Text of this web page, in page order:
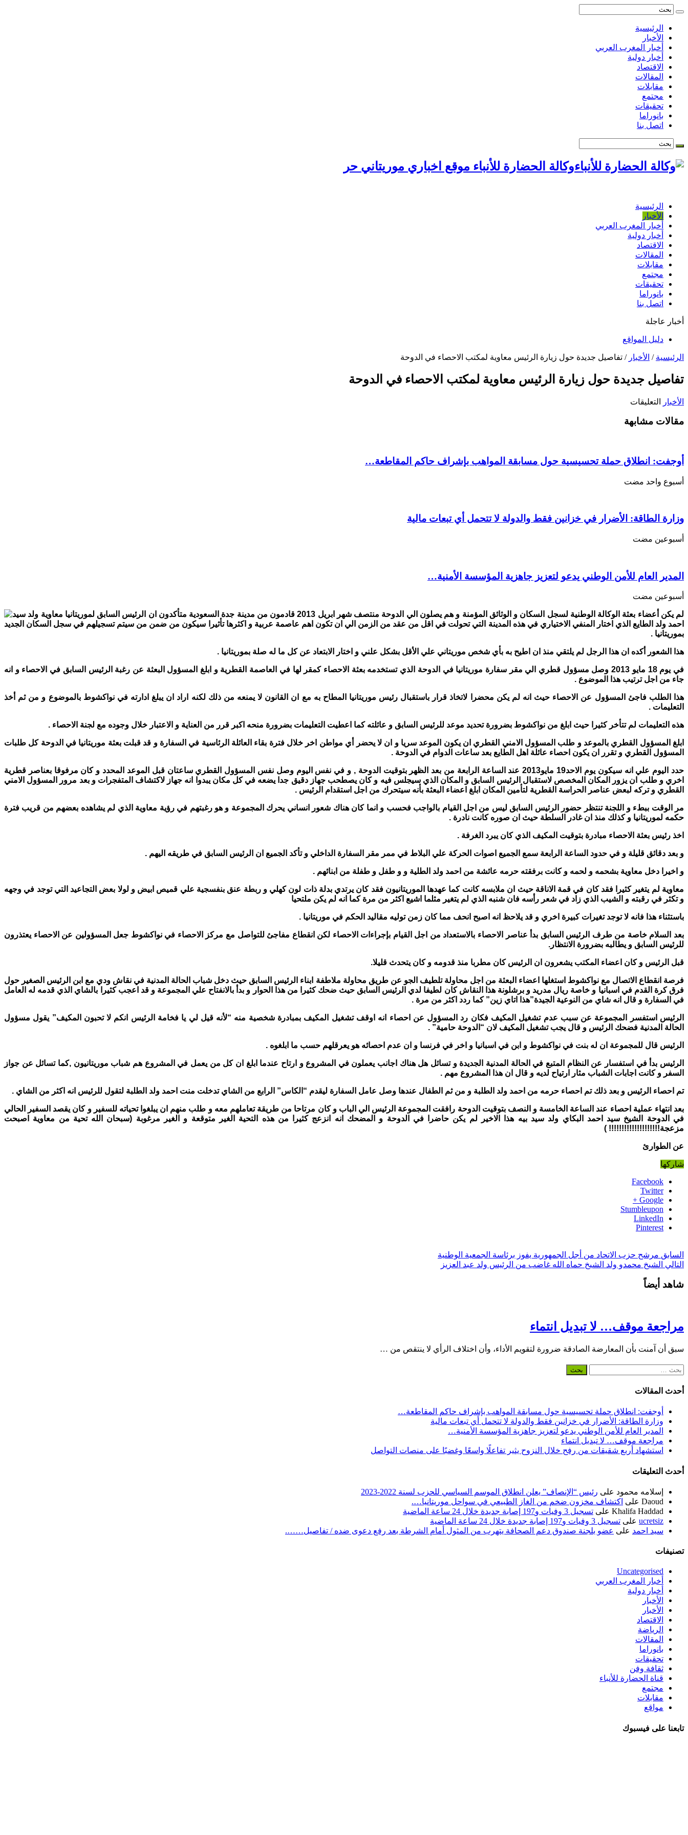
الرئيسية
الأخبار
أخبار المغرب العربي
أخبار دولية
الاقتصاد
المقالات
مقابلات
مجتمع
تحقيقات
بانوراما
اتصل بنا
وكالة الحضارة للأنباء موقع اخباري موريتاني حر
الرئيسية
الأخبار
أخبار المغرب العربي
أخبار دولية
الاقتصاد
المقالات
مقابلات
مجتمع
تحقيقات
بانوراما
اتصل بنا
أخبار عاجلة
دليل المواقع
الرئيسية / الأخبار / تفاصيل جديدة حول زيارة الرئيس معاوية لمكتب الاحصاء في الدوحة
تفاصيل جديدة حول زيارة الرئيس معاوية لمكتب الاحصاء في الدوحة
الأخبار التعليقات
جديدة
معاوية
لمكتب
الاحصاء
مقالات مشابهة
أوجفت: انطلاق حملة تحسيسية حول مسابقة المواهب بإشراف حاكم المقاطعة…
‏أسبوع واحد مضت
وزارة الطاقة: الأضرار في خزانين فقط والدولة لا تتحمل أي تبعات مالية
‏أسبوعين مضت
المدير العام للأمن الوطني يدعو لتعزيز جاهزية المؤسسة الأمنية…
‏أسبوعين مضت
لم يكن أعضاء بعثة الوكالة الوطنية لسجل السكان و الوثائق المؤمنة و هم يصلون الي الدوحة منتصف شهر ابريل 2013 قادمون من مدينة جدة السعودية متأكدون ان الرئيس السابق لموريتانيا معاوية ولد سيد
احمد ولد الطايع الذي اختار المنفي الاختياري في هذه المدينة التي تحولت في اقل من عقد من الزمن الي انتكون اهم عاصمة عربية و اكثرها تأثيرا سيكون من ضمن من سيتم تسجيلهم في سجل السكان الجديد
بموريتانيا .
هذا الشعور أكده ان هذا الرجل لم يلتقي منذ ان اطيح به بأي شخص موريتاني علي الأقل بشكل علني و اختار الابتعاد عن كل ما له صلة بموريتانيا .
في يوم 18 مايو 2013 وصل مسؤول قطري الي مقر سفارة موريتانيا في الدوحة الذي تستخدمه بعثة الاحصاء كمقر لها في العاصمة القطرية و ابلغ المسؤول البعثة عن رغبة الرئيس السابق في الاحصاء و انه
جاء من اجل ترتيب هذا الموضوع .
هذا الطلب فاجئ المسؤول عن الاحصاء حيث انه لم يكن محضرا لاتخاذ قرار باستقبال رئيس موريتانيا المطاح به مع ان القانون لا يمنعه من ذلك لكنه اراد ان يبلغ ادارته في نواكشوط بالموضوع و من ثم أخذ
التعليمات .
هذه التعليمات لم تتأخر كثيرا حيث ابلغ من نواكشوط بضرورة تحديد موعد للرئيس السابق و عائلته كما اعطيت التعليمات بضرورة منحه اكبر قرر من العناية و الاعتبار خلال وجوده مع لجنة الاحصاء .
ابلغ المسؤول القطري بالموعد و طلب المسؤول الامني القطري ان يكون الموعد سريا و ان لا يحضر أي مواطن اخر خلال فترة بقاء العائلة الرئاسية في السفارة و قد قبلت بعثة موريتانيا في الدوحة كل طلبات
المسؤول القطري و تقرر ان يكون احصاء عائلة اهل الطايع بعد ساعات الدوام في الدوحة .
حدد اليوم علي انه سيكون يوم الاحد19 مايو2013 عند الساعة الرابعة من بعد الظهر بتوقيت الدوحة , و في نفس اليوم وصل نفس المسؤول القطري ساعتان قبل الموعد المحدد و كان مرفوقا بعناصر قطرية
اخري و طلب ان يزور المكان المخصص لاستقبال الرئيس السابق و المكان الذي سيجلس فيه و كان يصطحب جهاز دقيق جدا يضعه في كل مكان يبدوا انه جهاز لاكتشاف المتفجرات و بعد مرور المسؤول الامني
القطري و تركه لبعض عناصر الحراسة القطرية لتأمين المكان ابلغ اعضاء البعثة بأنه سيتحرك من اجل استقدام الرئيس .
مر الوقت ببطء و اللجنة تنتظر حضور الرئيس السابق ليس من اجل القيام بالواجب فحسب و انما كان هناك شعور انساني يحرك المجموعة و هو رغبتهم في رؤية معاوية الذي لم يشاهده بعضهم من قريب فترة
حكمه لموريتانيا و كذلك منذ ان غادر السلطة حيث ان صوره كانت نادرة .
اخذ رئيس بعثة الاحصاء مبادرة بتوقيت المكيف الذي كان يبرد الغرفة .
و بعد دقائق قليلة و في حدود الساعة الرابعة سمع الجميع اصوات الحركة علي البلاط في ممر مقر السفارة الداخلي و تأكد الجميع ان الرئيس السابق في طريقه اليهم .
و اخيرا دخل معاوية بشحمه و لحمه و كانت برفقته حرمه عائشة من احمد ولد الطلية و و طفل و طفلة من ابنائهم .
معاوية لم يتغير كثيرا فقد كان في قمة الاناقة حيث ان ملابسه كانت كما عهدها الموريتانيون فقد كان يرتدي بدلة ذات لون كهلي و ربطة عنق بنفسجية علي قميص ابيض و لولا بعض التجاعيد التي توجد في وجهه
و تكثر في رقبته و الشيب الذي زاد في شعر رأسه فان شنبه الذي لم يتغير مثلما اشيع اكثر من مرة كما انه لم يكن ملتحيا
باستثناء هذا فانه لا توجد تغيرات كبيرة اخري و قد يلاحظ انه اصبح انحف مما كان زمن توليه مقاليد الحكم في موريتانيا .
بعد السلام خاصة من طرف الرئيس السابق بدأ عناصر الاحصاء بالاستعداد من اجل القيام بإجراءات الاحصاء لكن انقطاع مفاجئ للتواصل مع مركز الاحصاء في نواكشوط جعل المسؤولين عن الاحصاء يعتذرون
للرئيس السابق و يطالبه بضرورة الانتظار.
قبل الرئيس و كان اعضاء المكتب يشعرون ان الرئيس كان مطربا منذ قدومه و كان يتحدث قليلا.
فرصة انقطاع الاتصال مع نواكشوط استغلها اعضاء البعثة من اجل محاولة تلطيف الجو عن طريق محاولة ملاطفة ابناء الرئيس السابق حيث دخل شباب الحالة المدنية في نقاش ودي مع ابن الرئيس الصغير حول
فرق كرة القدم في اسبانيا و خاصة ريال مدريد و برشلونة هذا النقاش كان لطيفا لدي الرئيس السابق حيث ضحك كثيرا من هذا الحوار و بدأ بالانفتاح علي المجموعة و قد اعجب كثيرا بالشاي الذي قدمه له العامل
في السفارة و قال انه شاي من النوعية الجيدة”هذا اتاي زين” كما ردد اكثر من مرة .
الرئيس استفسر المجموعة عن سبب عدم تشغيل المكيف فكان رد المسؤول عن احصاء انه اوقف تشغيل المكيف بمبادرة شخصية منه “لأنه قيل لي يا فخامة الرئيس انكم لا تحبون المكيف” يقول مسؤول
الحالة المدنية فضحك الرئيس و قال يجب تشغيل المكيف لان “الدوحة حامية” .
الرئيس قال للمجموعة ان له بنت في نواكشوط و ابن في اسبانيا و اخر في فرنسا و ان عدم احصائه هو يعرقلهم حسب ما ابلغوه .
الرئيس بدأ في استفسار عن النظام المتبع في الحالة المدنية الجديدة و تسائل هل هناك اجانب يعملون في المشروع و ارتاح عندما ابلغ ان كل من يعمل في المشروع هم شباب موريتانيون ,كما تسائل عن جواز
السفر و كانت اجابات الشباب مثار ارتياح لديه و قال ان هذا المشروع مهم .
تم احصاء الرئيس و بعد ذلك تم احصاء حرمه من احمد ولد الطلبة و من ثم الطفال عندها وصل عامل السفارة ليقدم “الكاس” الرابع من الشاي تدخلت منت احمد ولد الطلبة لتقول للرئيس انه اكثر من الشاي .
بعد انتهاء عملية احصاء عند الساعة الخامسة و النصف بتوقيت الدوحة رافقت المجموعة الرئيس الي الباب و كان مرتاحا من طريقة تعاملهم معه و طلب منهم ان يبلغوا تحياته للسفير و كان يقصد السفير الحالي
في الدوحة الشيخ سيد احمد البكاي ولد سيد بيه هذا الاخير لم يكن حاضرا في الدوحة و المضحك انه انزعج كثيرا من هذه التحية الغير متوقعة و الغير مرغوبة (سبحان الله تحية من معاوية اصبحت
مزعجة!!!!!!!!!!!!!!!!!!!! )
عن الطوارئ
شاركها
Facebook
Twitter
Google +
Stumbleupon
LinkedIn
Pinterest
السابق مرشح حزب الاتحاد من أجل الجمهورية يفوز برئاسة الجمعية الوطنية
التالي الشيخ محمدو ولد الشيخ حماه الله غاضب من الرئيس ولد عبد العزيز
شاهد أيضاً
مراجعة موقف… لا تبديل انتماء
سبق أن آمنت بأن المعارضة الصادقة ضرورة لتقويم الأداء، وأن اختلاف الرأي لا ينتقص من …
البحث
أحدث المقالات
أوجفت: انطلاق حملة تحسيسية حول مسابقة المواهب بإشراف حاكم المقاطعة…
وزارة الطاقة: الأضرار في خزانين فقط والدولة لا تتحمل أي تبعات مالية
المدير العام للأمن الوطني يدعو لتعزيز جاهزية المؤسسة الأمنية…
مراجعة موقف… لا تبديل انتماء
استشهاد أربع شقيقات من رفح خلال النزوح يثير تفاعلًا واسعًا وغضبًا على منصات التواصل
أحدث التعليقات
إسلامه محمود على رئيس “الإنصاف” يعلن انطلاق الموسم السياسي للحزب لسنة 2022-2023
Daoud على اكتشاف مخزون ضخم من الغاز الطبيعي في سواحل موريتانيا….
Khalifa Haddad على تسجيل 3 وفيات و197 إصابة جديدة خلال 24 ساعة الماضية
ucretsiz على تسجيل 3 وفيات و197 إصابة جديدة خلال 24 ساعة الماضية
سيد احمد على عضو بلجنة صندوق دعم الصحافة يتهرب من المثول أمام الشرطة بعد رفع دعوى ضده / تفاصيل…….
تصنيفات
Uncategorised
أخبار المغرب العربي
أخبار دولية
الأخبار
الأخبار
الاقتصاد
الرياضة
المقالات
بانوراما
تحقيقات
ثقافة وفن
قناة الحضارة للأنباء
مجتمع
مقابلات
مواقع
تابعنا على فيسبوك